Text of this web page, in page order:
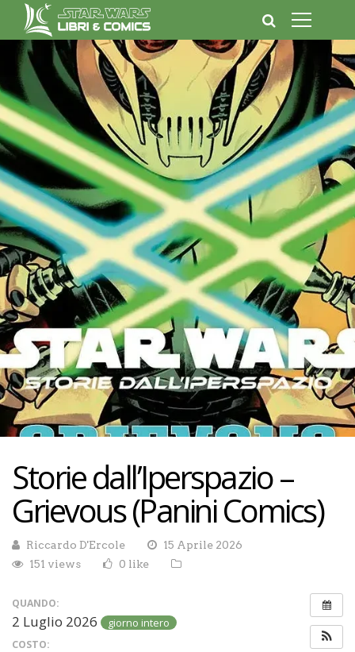
Storie dall’Iperspazio –
Grievous (Panini Comics)
Riccardo D'Ercole
15 Aprile 2026
151 views
0 like
QUANDO:
2 Luglio 2026 giorno intero
COSTO: